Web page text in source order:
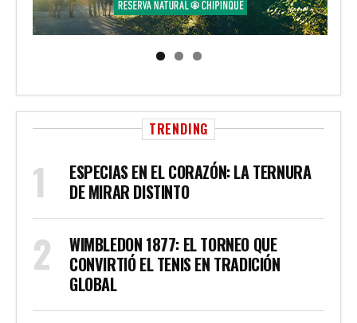
TRENDING
ESPECIAS EN EL CORAZÓN: LA TERNURA
DE MIRAR DISTINTO
WIMBLEDON 1877: EL TORNEO QUE
CONVIRTIÓ EL TENIS EN TRADICIÓN
GLOBAL